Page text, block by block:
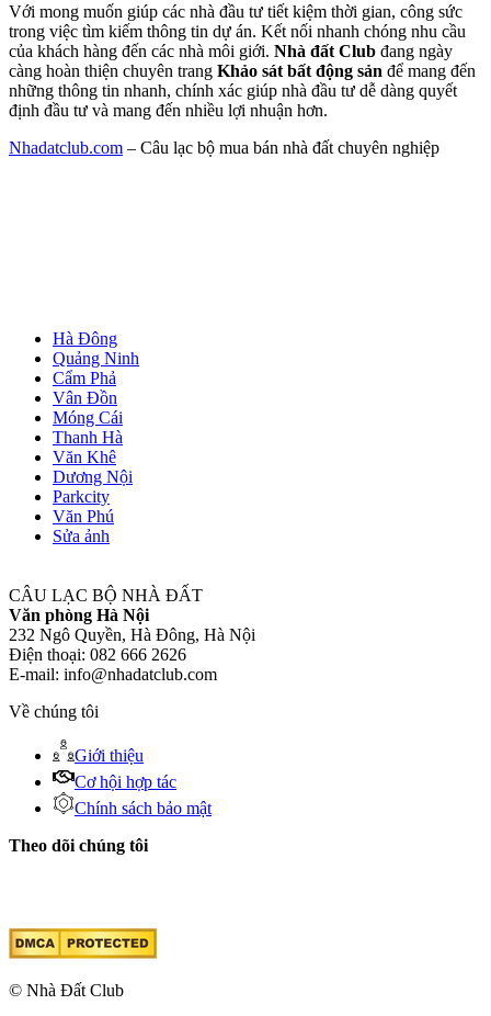
Với mong muốn giúp các nhà đầu tư tiết kiệm thời gian, công sức
trong việc tìm kiếm thông tin dự án. Kết nối nhanh chóng nhu cầu
của khách hàng đến các nhà môi giới. Nhà đất Club đang ngày
càng hoàn thiện chuyên trang Khảo sát bất động sản để mang đến
những thông tin nhanh, chính xác giúp nhà đầu tư dễ dàng quyết
định đầu tư và mang đến nhiều lợi nhuận hơn.
Nhadatclub.com – Câu lạc bộ mua bán nhà đất chuyên nghiệp
Hà Đông
Quảng Ninh
Cẩm Phả
Vân Đồn
Móng Cái
Thanh Hà
Văn Khê
Dương Nội
Parkcity
Văn Phú
Sửa ảnh
CÂU LẠC BỘ NHÀ ĐẤT
Văn phòng Hà Nội
232 Ngô Quyền, Hà Đông, Hà Nội
Điện thoại: 082 666 2626
E-mail: info@nhadatclub.com
Về chúng tôi
Giới thiệu
Cơ hội hợp tác
Chính sách bảo mật
Theo dõi chúng tôi
© Nhà Đất Club